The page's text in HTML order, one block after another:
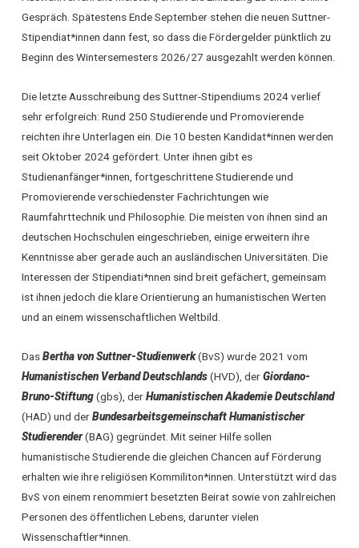
Gespräch. Spätestens Ende September stehen die neuen Suttner-
Stipendiat*innen dann fest, so dass die Fördergelder pünktlich zu
Beginn des Wintersemesters 2026/27 ausgezahlt werden können.
Die letzte Ausschreibung des Suttner-Stipendiums 2024 verlief
sehr erfolgreich: Rund 250 Studierende und Promovierende
reichten ihre Unterlagen ein. Die 10 besten Kandidat*innen werden
seit Oktober 2024 gefördert. Unter ihnen gibt es
Studienanfänger*innen, fortgeschrittene Studierende und
Promovierende verschiedenster Fachrichtungen wie
Raumfahrttechnik und Philosophie. Die meisten von ihnen sind an
deutschen Hochschulen eingeschrieben, einige erweitern ihre
Kenntnisse aber gerade auch an ausländischen Universitäten. Die
Interessen der Stipendiati*nnen sind breit gefächert, gemeinsam
ist ihnen jedoch die klare Orientierung an humanistischen Werten
und an einem wissenschaftlichen Weltbild.
DasBertha von Suttner-Studienwerk(BvS) wurde 2021 vom
Humanistischen Verband Deutschlands(HVD), derGiordano-
Bruno-Stiftung(gbs), derHumanistischen Akademie Deutschland
(HAD) und derBundesarbeitsgemeinschaft Humanistischer
Studierender(BAG) gegründet. Mit seiner Hilfe sollen
humanistische Studierende die gleichen Chancen auf Förderung
erhalten wie ihre religiösen Kommiliton*innen. Unterstützt wird das
BvS von einem renommiert besetzten Beirat sowie von zahlreichen
Personen des öffentlichen Lebens, darunter vielen
Wissenschaftler*innen.